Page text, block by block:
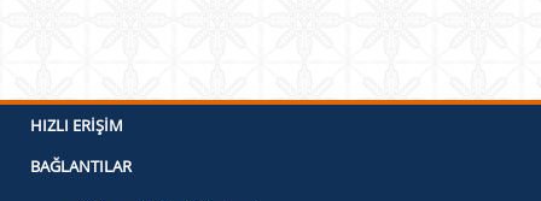
HIZLI ERIŞIM
BAĞLANTILAR